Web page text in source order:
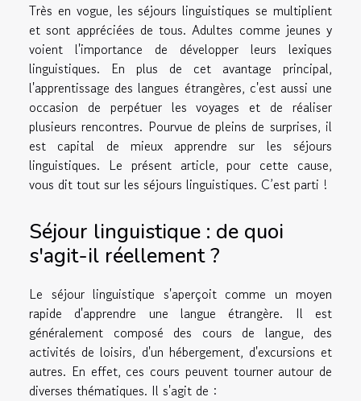
Très en vogue, les séjours linguistiques se multiplient
et sont appréciées de tous. Adultes comme jeunes y
voient l'importance de développer leurs lexiques
linguistiques. En plus de cet avantage principal,
l'apprentissage des langues étrangères, c'est aussi une
occasion de perpétuer les voyages et de réaliser
plusieurs rencontres. Pourvue de pleins de surprises, il
est capital de mieux apprendre sur les séjours
linguistiques. Le présent article, pour cette cause,
vous dit tout sur les séjours linguistiques. C’est parti !
Séjour linguistique : de quoi
s'agit-il réellement ?
Le séjour linguistique s'aperçoit comme un moyen
rapide d'apprendre une langue étrangère. Il est
généralement composé des cours de langue, des
activités de loisirs, d'un hébergement, d'excursions et
autres. En effet, ces cours peuvent tourner autour de
diverses thématiques. Il s'agit de :